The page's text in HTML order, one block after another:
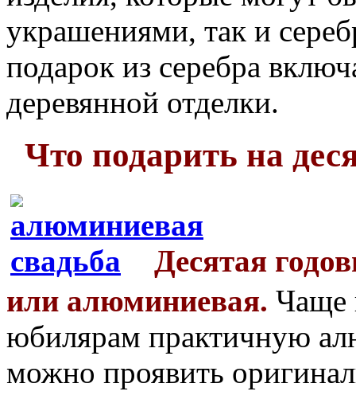
украшениями, так и
подарок из серебра
деревянной отделки.
Что подарить на
Десятая
или алюминиевая. Чаще
юбилярам практичную
можно проявить